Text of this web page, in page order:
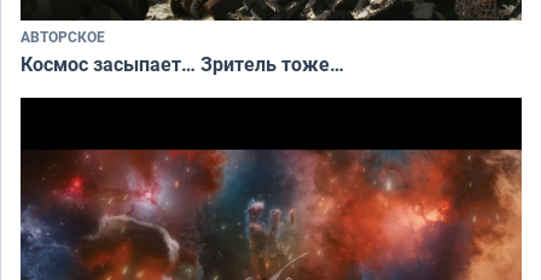
АВТОРСКОЕ
Космос засыпает… Зритель тоже…